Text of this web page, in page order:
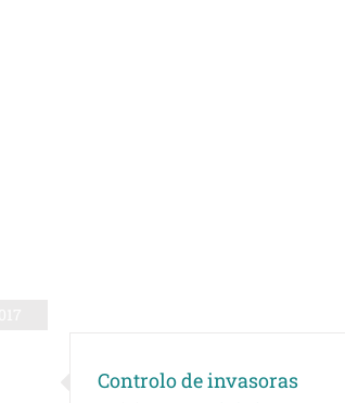
Controlo de invasoras